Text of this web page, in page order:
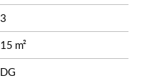
3
15 m²
DG